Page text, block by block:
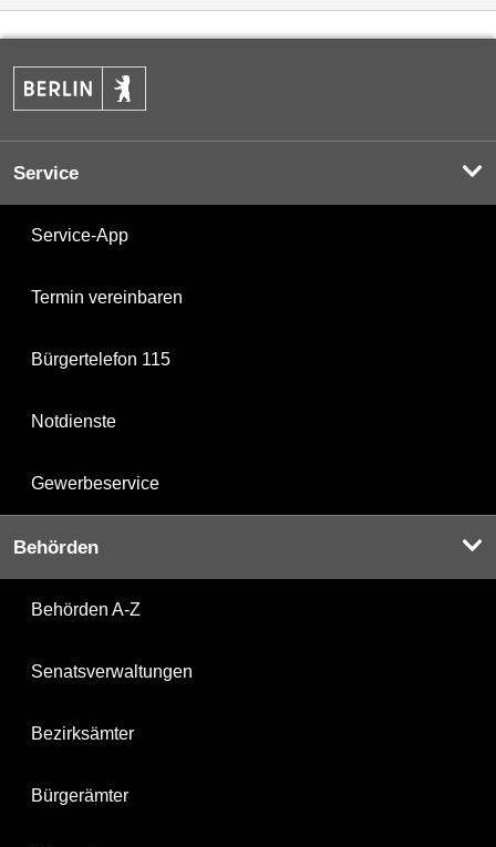
Service
Service-App
Termin vereinbaren
Bürgertelefon 115
Notdienste
Gewerbeservice
Behörden
Behörden A-Z
Senatsverwaltungen
Bezirksämter
Bürgerämter